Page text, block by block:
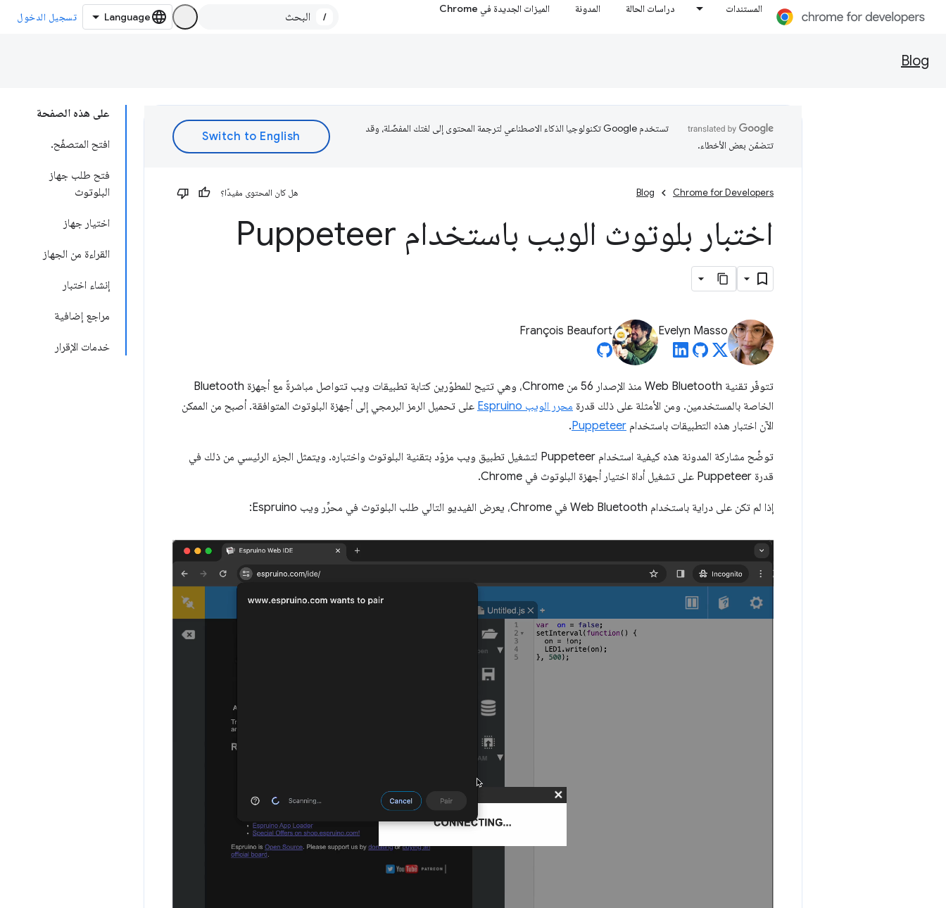
المستندات دراسات الحالة المدونة الميزات الجديدة في Chrome
/ تسجيل الدخول
Blog
على هذه الصفحة
افتح المتصفّح.
فتح طلب جهاز
البلوتوث
اختيار جهاز
القراءة من الجهاز
إنشاء اختبار
مراجع إضافية
خدمات الإقرار
تستخدم Google تكنولوجيا الذكاء الاصطناعي لترجمة المحتوى إلى لغتك المفضّلة، وقد
تتضمّن بعض الأخطاء.
Chrome for Developers
Blog هل كان المحتوى مفيدًا؟
اختبار بلوتوث الويب باستخدام Puppeteer
Evelyn Masso
François Beaufort
تتوفّر تقنية Web Bluetooth منذ الإصدار 56 من Chrome، وهي تتيح للمطوّرين كتابة تطبيقات ويب تتواصل مباشرةً مع أجهزة Bluetooth
الخاصة بالمستخدمين. ومن الأمثلة على ذلك قدرة محرر الويب Espruino
على تحميل الرمز البرمجي إلى أجهزة البلوتوث المتوافقة. أصبح من الممكن
الآن اختبار هذه التطبيقات باستخدام Puppeteer
.
توضِّح مشاركة المدونة هذه كيفية استخدام Puppeteer لتشغيل تطبيق ويب مزوّد بتقنية البلوتوث واختباره. ويتمثل الجزء الرئيسي من ذلك في
قدرة Puppeteer على تشغيل أداة اختيار أجهزة البلوتوث في Chrome.
إذا لم تكن على دراية باستخدام Web Bluetooth في Chrome، يعرض الفيديو التالي طلب البلوتوث في محرِّر ويب Espruino: